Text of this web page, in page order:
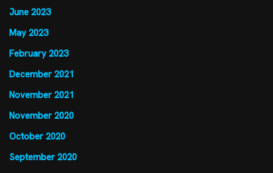
June 2023
May 2023
February 2023
December 2021
November 2021
November 2020
October 2020
September 2020